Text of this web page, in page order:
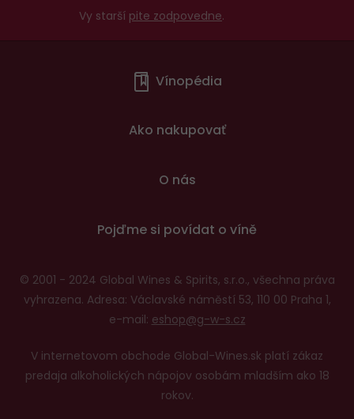
Vy starší pite zodpovedne.
Vínopédia
Ako nakupovať
O nás
Pojďme si povídat o víně
© 2001 - 2024 Global Wines & Spirits, s.r.o., všechna práva
vyhrazena. Adresa: Václavské náměstí 53, 110 00 Praha 1,
e-mail: eshop@g-w-s.cz
V internetovom obchode Global-Wines.sk platí zákaz
predaja alkoholických nápojov osobám mladším ako 18
rokov.